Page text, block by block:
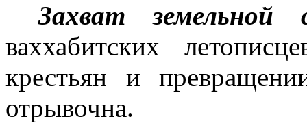
Захват земельной
ваххабитских
кресть­ян и
отрывочна.